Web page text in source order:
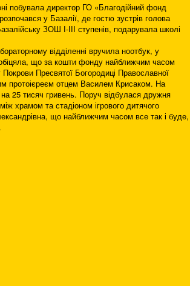
побувала директор ГО «Благодійний фонд
у Базалії, де гостю зустрів голова
ЗОШ І-ІІІ ступенів, подарувала школі
відділенні вручила ноотбук, у
що за кошти фонду найближчим часом
Пресвятої Богородиці Православної
протоієреєм отцем Василем Крисаком. На
25 тисяч гривень. Поруч відбулася дружня
храмом та стадіоном ігрового дитячого
що найближчим часом все так і буде,